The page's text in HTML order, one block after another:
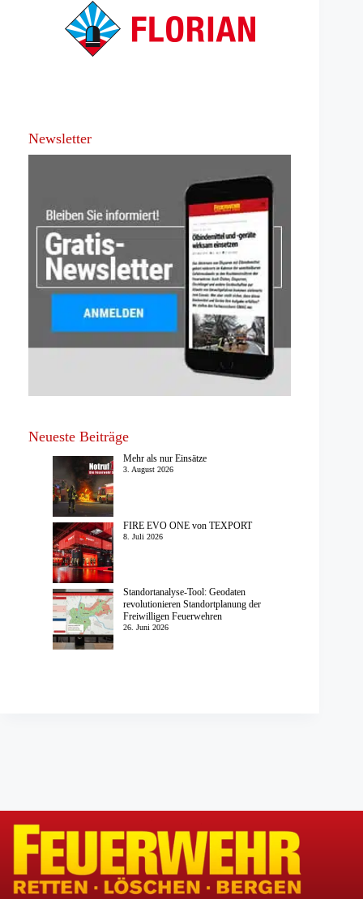
Newsletter
Neueste Beiträge
Mehr als nur Einsätze
3. August 2026
FIRE EVO ONE von TEXPORT
8. Juli 2026
Standortanalyse-Tool: Geodaten
revolutionieren Standortplanung der
Freiwilligen Feuerwehren
26. Juni 2026